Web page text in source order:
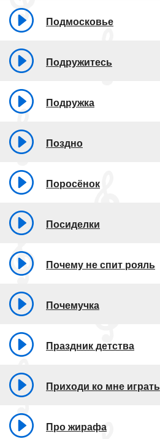
Подмосковье
Подружитесь
Подружка
Поздно
Поросёнок
Посиделки
Почему не спит рояль
Почемучка
Праздник детства
Приходи ко мне играть
Про жирафа